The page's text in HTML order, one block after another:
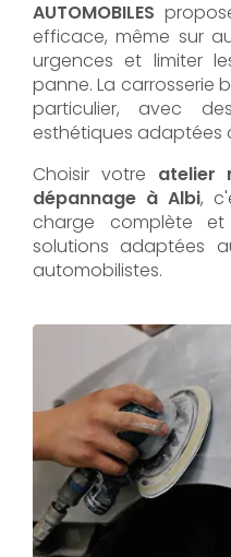
AUTOMOBILES
efficace, même sur
urgences et limiter
panne. La carrosserie
particulier, avec
esthétiques adaptées
Choisir votre atelier
dépannage à Albi,
charge complète et
solutions adaptées
automobilistes.